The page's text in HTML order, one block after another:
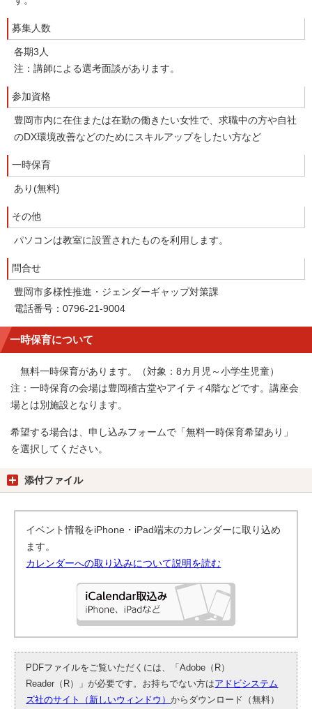
募集人数
各期3人
注：講師による選考面談があります。
参加資格
豊岡市内に在住または在勤の働きたい女性で、求職中の方や自社
のDX環境改善などのためにスキルアップをしたい方など
一時保育
あり(無料)
その他
パソコンは教室に設置されたものを利用します。
問合せ
豊岡市多様性推進・ジェンダーギャップ対策課
電話番号：0796-21-9004
一時保育について
無料一時保育があります。（対象：8カ月児～小学生児童）
注：一時保育の会場は豊岡稽古堂やアイティ4階などです。講座会
場とは別施設となります。
希望する場合は、申し込みフォームで「無料一時保育希望あり」
を選択してください。
添付ファイル
イベント情報をiPhone・iPad端末のカレンダーに取り込め
ます。
カレンダーへの取り込みについて説明を読む
PDFファイルをご覧いただくには、「Adobe（R）
Reader（R）」が必要です。お持ちでない方はアドビシステム
ズ社のサイト（新しいウィンドウ）からダウンロード（無料）